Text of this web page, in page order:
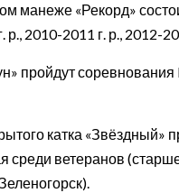
манеже «Рекорд»
2010-2011 г. р., 2012-
пройдут
катка
среди ветеранов